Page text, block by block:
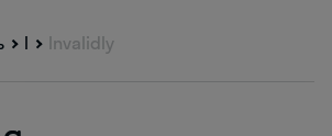
I Invalidly